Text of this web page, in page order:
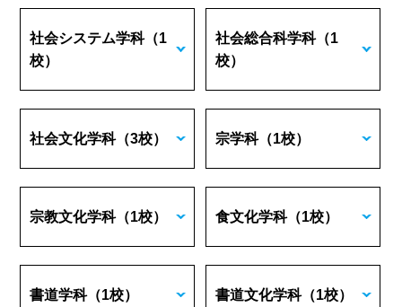
社会システム学科（1
校）
社会総合科学科（1
校）
社会文化学科（3校） 宗学科（1校）
宗教文化学科（1校） 食文化学科（1校）
書道学科（1校） 書道文化学科（1校）